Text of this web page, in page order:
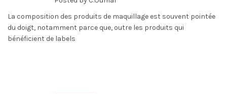
La composition des produits de maquillage est souvent pointée
du doigt, notamment parce que, outre les produits qui
bénéficient de labels